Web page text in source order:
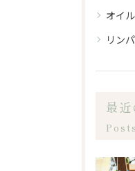
オイ
リンパ
最
Posts